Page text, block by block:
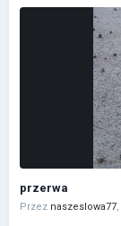
przerwa
Przez naszeslowa77,